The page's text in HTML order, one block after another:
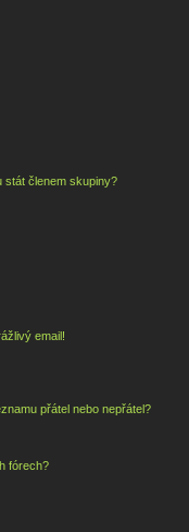
stát členem skupiny?
email!
přátel nebo nepřátel?
fórech?